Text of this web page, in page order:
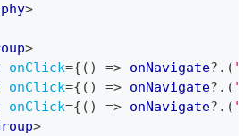
>
>
onClick={ ( ) => onNavigate?. (
onClick={ ( ) => onNavigate?. (
onClick={ ( ) => onNavigate?. (
>